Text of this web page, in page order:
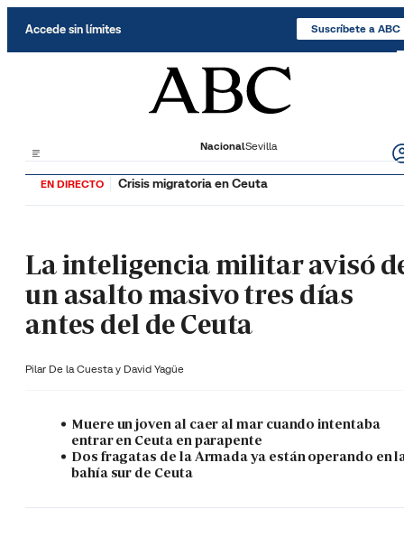
Accede sin límites Suscríbete a ABC
NacionalSevilla
EN DIRECTO Crisis migratoria en Ceuta
La inteligencia militar avisó
un asalto masivo tres días
antes del de Ceuta
Pilar De la Cuesta y David Yagüe
Muere un joven al caer al mar cuando intentaba
entrar en Ceuta en parapente
Dos fragatas de la Armada ya están operando en
bahía sur de Ceuta